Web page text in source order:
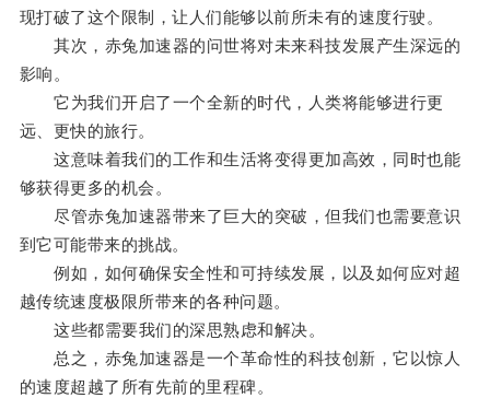
现打破了这个限制，让人们能够以前所未有的速度行驶。
其次，赤兔加速器的问世将对未来科技发展产生深远的
影响。
它为我们开启了一个全新的时代，人类将能够进行更
远、更快的旅行。
这意味着我们的工作和生活将变得更加高效，同时也能
够获得更多的机会。
尽管赤兔加速器带来了巨大的突破，但我们也需要意识
到它可能带来的挑战。
例如，如何确保安全性和可持续发展，以及如何应对超
越传统速度极限所带来的各种问题。
这些都需要我们的深思熟虑和解决。
总之，赤兔加速器是一个革命性的科技创新，它以惊人
的速度超越了所有先前的里程碑。